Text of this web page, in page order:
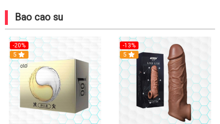
Bao cao su
-20%
Hot
5
-13%
Hot
5